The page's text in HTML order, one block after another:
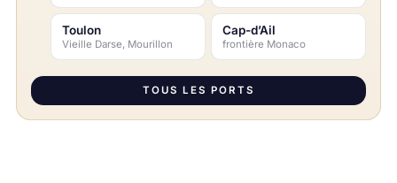
Toulon
Vieille Darse, Mourillon
Cap-d’Ail
frontière Monaco
TOUS LES PORTS